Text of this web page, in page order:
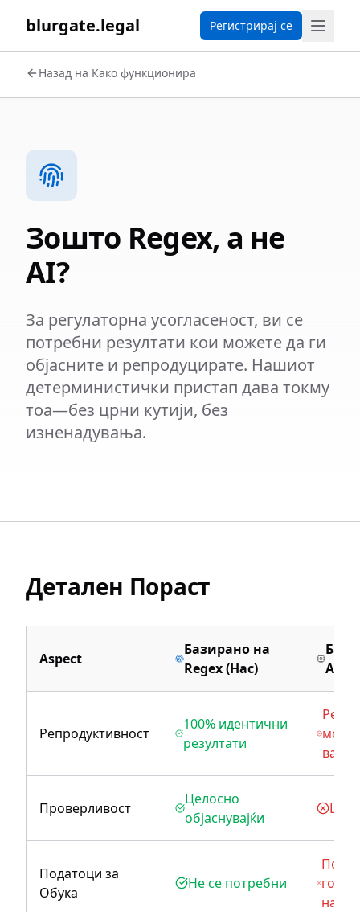
blurgate.legal Регистрирај се
Назад на Како функционира
Зошто Regex, а не
AI?
За регулаторна усогласеност, ви се
потребни резултати кои можете да ги
објасните и репродуцирате. Нашиот
детерминистички пристап дава токму
тоа—без црни кутији, без
изненадувања.
Детален Пораст
Aspect
Базирано на
Regex (Нас)
AI/
Репродуктивност
100% идентични
резултати
Проверливост
Целосно
објаснувајќи
Податоци за
Обука
Не се потребни
на